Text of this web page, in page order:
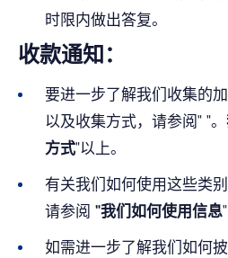
时限内做出答复。
收款通知：
要进一步了解我们收集的
以及收集方式，请参阅" "。
方式"以上。
有关我们如何使用这些类
请参阅 "我们如何使用信息
如需进一步了解我们如何